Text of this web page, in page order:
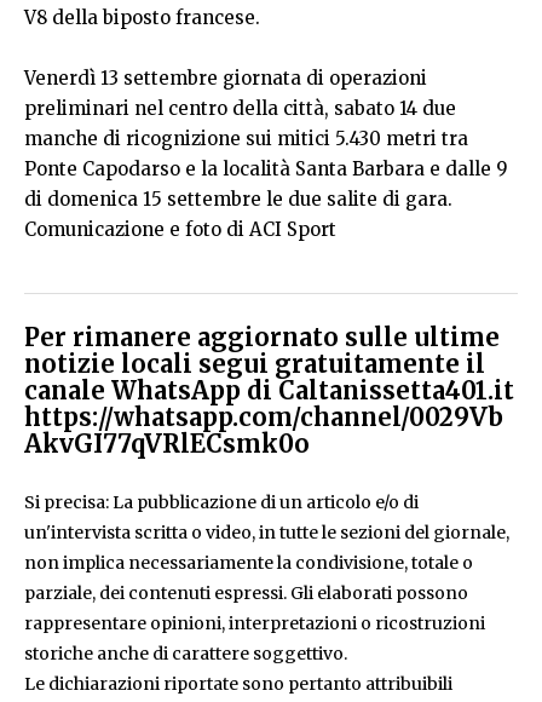
V8 della biposto francese.
Venerdì 13 settembre giornata di operazioni
preliminari nel centro della città, sabato 14 due
manche di ricognizione sui mitici 5.430 metri tra
Ponte Capodarso e la località Santa Barbara e dalle 9
di domenica 15 settembre le due salite di gara.
Comunicazione e foto di ACI Sport
Per rimanere aggiornato sulle ultime
notizie locali segui gratuitamente il
canale WhatsApp di Caltanissetta401.it
https://whatsapp.com/channel/0029Vb
AkvGI77qVRlECsmk0o
Si precisa: La pubblicazione di un articolo e/o di
un'intervista scritta o video, in tutte le sezioni del giornale,
non implica necessariamente la condivisione, totale o
parziale, dei contenuti espressi. Gli elaborati possono
rappresentare opinioni, interpretazioni o ricostruzioni
storiche anche di carattere soggettivo.
Le dichiarazioni riportate sono pertanto attribuibili